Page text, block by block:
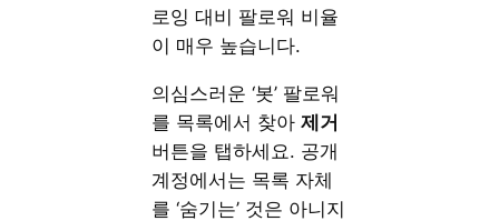
로잉 대비 팔로워 비율
이 매우 높습니다.
의심스러운 ‘봇’ 팔로워
를 목록에서 찾아제거
버튼을 탭하세요. 공개
계정에서는 목록 자체
를 ‘숨기는’ 것은 아니지